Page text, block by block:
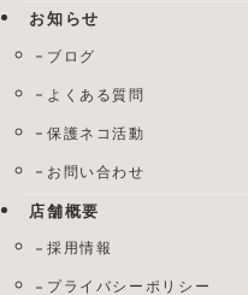
お知らせ
ブログ
よくある質問
保護ネコ活動
お問い合わせ
店舗概要
採用情報
プライバシーポリシー